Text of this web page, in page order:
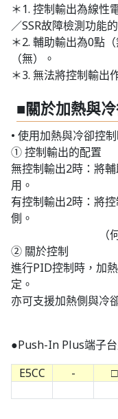
＊1. 控制輸出為線性
／SSR故障檢測功能
＊2. 輔助輸出為0點
（無）。
＊3. 無法將控制輸出
■關於加熱與
• 使用加熱與冷卻控
① 控制輸出的配置
無控制輸出2時：將
用。
有控制輸出2時：將
側。
（何者為加
② 關於控制
進行PID控制時，加
定。
亦可支援加熱側與冷
●Push-In Plus端子
E5CC
- □